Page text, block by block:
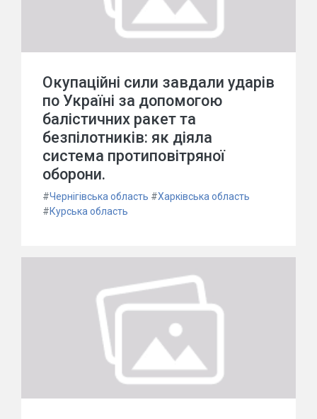
Окупаційні сили завдали ударів
по Україні за допомогою
балістичних ракет та
безпілотників: як діяла
система протиповітряної
оборони.
#Чернігівська область #Харківська область
#Курська область